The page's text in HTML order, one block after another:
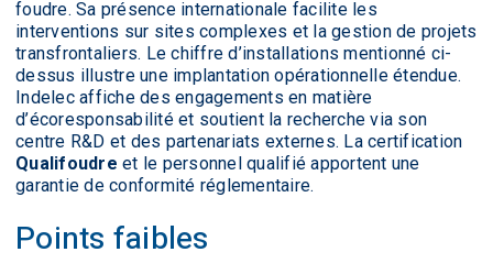
foudre. Sa présence internationale facilite les
interventions sur sites complexes et la gestion de projets
transfrontaliers. Le chiffre d’installations mentionné ci-
dessus illustre une implantation opérationnelle étendue.
Indelec affiche des engagements en matière
d’écoresponsabilité et soutient la recherche via son
centre R&D et des partenariats externes. La certification
Qualifoudre et le personnel qualifié apportent une
garantie de conformité réglementaire.
Points faibles